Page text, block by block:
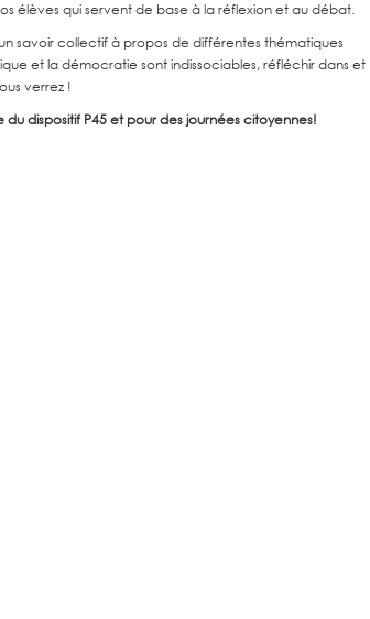
élèves qui servent de base à la réflexion et au débat.
savoir collectif à propos de différentes thématiques
et la démocratie sont indissociables, réfléchir dans et
verrez !
dispositif P45 et pour des journées citoyennes!